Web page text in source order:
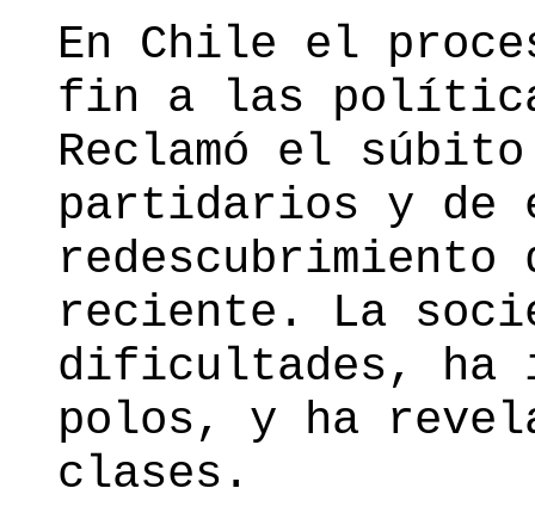
En Chile el
fin a las
Reclamó el
partidarios y de
reciente. La
dificultades, ha
polos, y ha
clases.